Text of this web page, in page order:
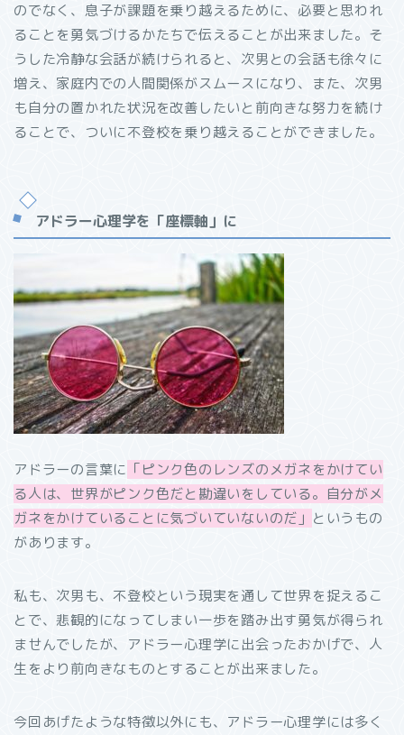
のでなく、息子が課題を乗り越えるために、必要と思われ
ることを勇気づけるかたちで伝えることが出来ました。そ
うした冷静な会話が続けられると、次男との会話も徐々に
増え、家庭内での人間関係がスムースになり、また、次男
も自分の置かれた状況を改善したいと前向きな努力を続け
ることで、ついに不登校を乗り越えることができました。
アドラー心理学を「座標軸」に
アドラーの言葉に 「ピンク色のレンズのメガネをかけてい
る人は、世界がピンク色だと勘違いをしている。自分がメ
ガネをかけていることに気づいていないのだ」 というもの
があります。
私も、次男も、不登校という現実を通して世界を捉えるこ
とで、悲観的になってしまい一歩を踏み出す勇気が得られ
ませんでしたが、アドラー心理学に出会ったおかげで、人
生をより前向きなものとすることが出来ました。
今回あげたような特徴以外にも、アドラー心理学には多く